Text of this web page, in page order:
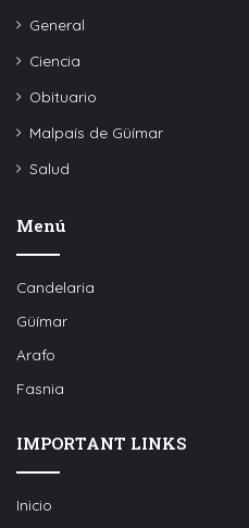
General
Ciencia
Obituario
Malpaís de Güímar
Salud
Menú
Candelaria
Güímar
Arafo
Fasnia
IMPORTANT LINKS
Inicio